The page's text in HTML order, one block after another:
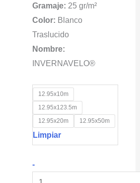
Gramaje: 25 gr/m²
Color: Blanco
Traslucido
Nombre:
INVERNAVELO®
12.95x10m
12.95x123.5m
12.95x20m
12.95x50m
Limpiar
-Manta
Térmica